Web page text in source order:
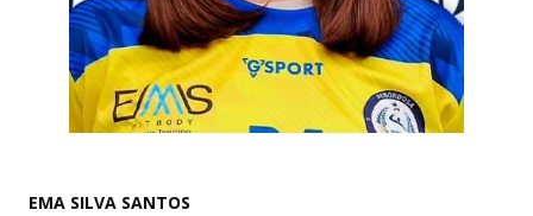
EMA SILVA SANTOS